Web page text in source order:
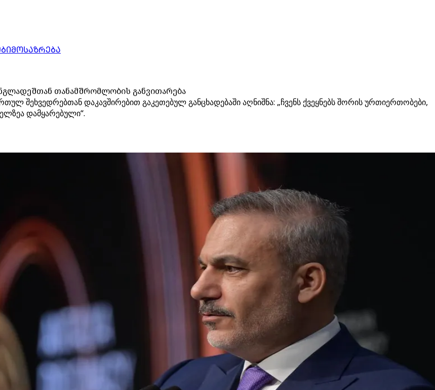
ᲛᲝᲡᲐᲖᲠᲔᲑᲐ
თანამშრომლობის განვითარება
შეხვედრებთან დაკავშირებით გაკეთებულ განცხადებაში აღნიშნა: „ჩვენს ქვეყნებს შორის ურთიერთობები,
დამყარებული“.